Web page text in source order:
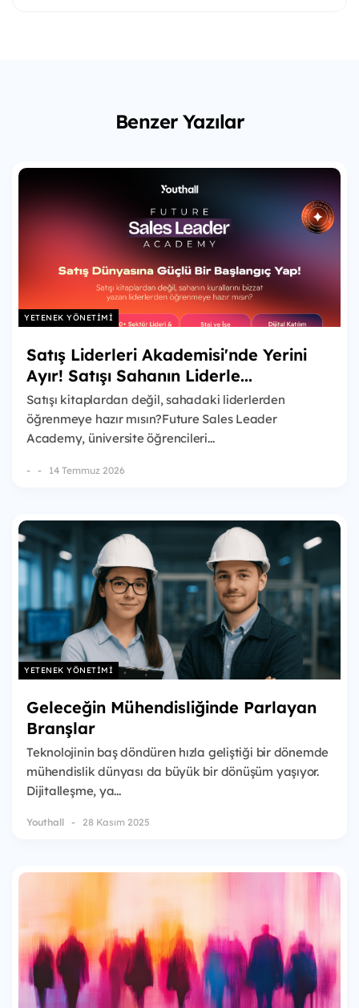
Benzer Yazılar
YETENEK YÖNETIMI
Satış Liderleri Akademisi'nde Yerini
Ayır! Satışı Sahanın Liderle...
Satışı kitaplardan değil, sahadaki liderlerden
öğrenmeye hazır mısın?Future Sales Leader
Academy, üniversite öğrencileri...
- 14 Temmuz 2026
YETENEK YÖNETIMI
Geleceğin Mühendisliğinde Parlayan
Branşlar
Teknolojinin baş döndüren hızla geliştiği bir dönemde
mühendislik dünyası da büyük bir dönüşüm yaşıyor.
Dijitalleşme, ya...
Youthall 28 Kasım 2025